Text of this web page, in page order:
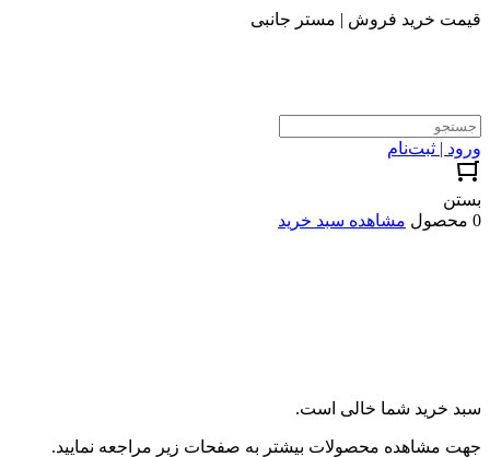
قیمت خرید فروش | مستر جانبی
ورود | ثبت‌نام
بستن
0 محصول
مشاهده سبد خرید
سبد خرید شما خالی است.
جهت مشاهده محصولات بیشتر به صفحات زیر مراجعه نمایید.